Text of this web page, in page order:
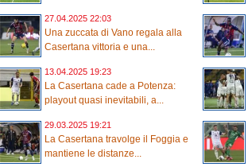
27.04.2025 22:03
Una zuccata di Vano regala alla
Casertana vittoria e una...
13.04.2025 19:23
La Casertana cade a Potenza:
playout quasi inevitabili, a...
29.03.2025 19:21
La Casertana travolge il Foggia e
mantiene le distanze...